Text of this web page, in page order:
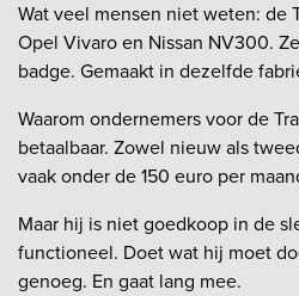
Wat veel mensen niet weten: de
Opel Vivaro en Nissan NV300.
badge. Gemaakt in dezelfde
Waarom ondernemers voor de
betaalbaar. Zowel nieuw als
vaak onder de 150 euro per
Maar hij is niet goedkoop in de
functioneel. Doet wat hij moet
genoeg. En gaat lang mee.